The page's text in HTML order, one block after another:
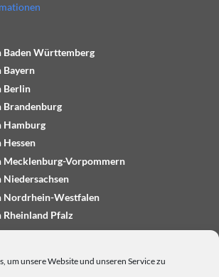
um unsere Website und unseren Service zu
Württemberg
Berlin
Hamburg
Vorpommern
Nordrhein-Westfalen
Pfalz
Schleswig-Holstein